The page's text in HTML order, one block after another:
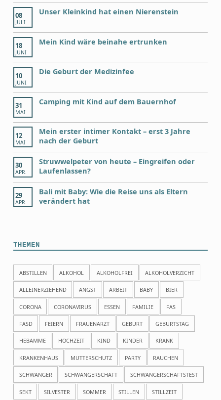
08
JULI
Unser Kleinkind hat einen Nierenstein
18
JUNI
Mein Kind wäre beinahe ertrunken
10
JUNI
Die Geburt der Medizinfee
31
MAI
Camping mit Kind auf dem Bauernhof
12
MAI
Mein erster intimer Kontakt – erst 3 Jahre
nach der Geburt
30
APR.
Struwwelpeter von heute – Eingreifen oder
Laufenlassen?
29
APR.
Bali mit Baby: Wie die Reise uns als Eltern
verändert hat
THEMEN
ABSTILLEN ALKOHOL ALKOHOLFREI ALKOHOLVERZICHT
ALLEINERZIEHEND ANGST ARBEIT BABY BIER
CORONA CORONAVIRUS ESSEN FAMILIE FAS
FASD FEIERN FRAUENARZT GEBURT GEBURTSTAG
HEBAMME HOCHZEIT KIND KINDER KRANK
KRANKENHAUS MUTTERSCHUTZ PARTY RAUCHEN
SCHWANGER SCHWANGERSCHAFT SCHWANGERSCHAFTSTEST
SEKT SILVESTER SOMMER STILLEN STILLZEIT